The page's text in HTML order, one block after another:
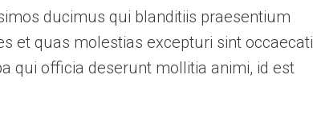
ducimus qui blanditiis praesentium
et quas molestias excepturi sint occaecati
qui officia deserunt mollitia animi, id est